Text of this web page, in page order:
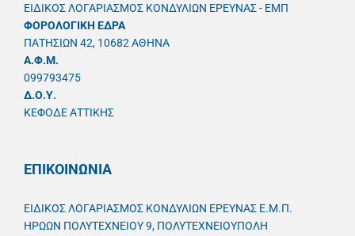
ΕΙΔΙΚΟΣ ΛΟΓΑΡΙΑΣΜΟΣ ΚΟΝΔΥΛΙΩΝ ΕΡΕΥΝΑΣ - ΕΜΠ
ΦΟΡΟΛΟΓΙΚΗ ΕΔΡΑ
ΠΑΤΗΣΙΩΝ 42, 10682 ΑΘΗΝΑ
A.Φ.Μ.
099793475
Δ.Ο.Υ.
ΚΕΦΟΔΕ ΑΤΤΙΚΗΣ
ΕΠΙΚΟΙΝΩΝΙΑ
ΕΙΔΙΚΟΣ ΛΟΓΑΡΙΑΣΜΟΣ ΚΟΝΔΥΛΙΩΝ ΕΡΕΥΝΑΣ Ε.Μ.Π.
ΗΡΩΩΝ ΠΟΛΥΤΕΧΝΕΙΟΥ 9, ΠΟΛΥΤΕΧΝΕΙΟΥΠΟΛΗ